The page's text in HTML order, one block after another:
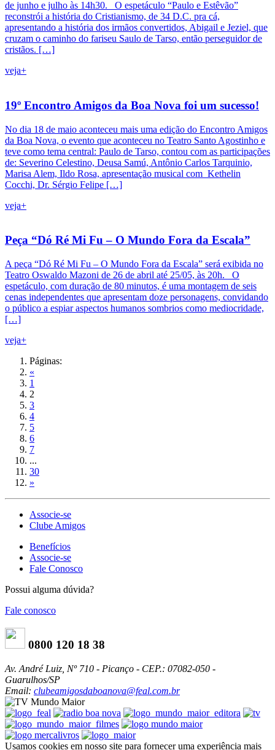
de junho e julho às 14h30. O espetáculo “Paulo e Estêvão”
reconstrói a história do Cristianismo, de 34 D.C. pra cá,
apresentando a história dos irmãos convertidos, Abigail e Jeziel, que
cruzam o caminho do fariseu Saulo de Tarso, então perseguidor de
cristãos. […]
veja+
19º Encontro Amigos da Boa Nova foi um sucesso!
No dia 18 de maio aconteceu mais uma edição do Encontro Amigos
da Boa Nova, o evento que aconteceu no Teatro Santo Agostinho e
teve como tema central: Paulo de Tarso, contou com as participações
de: Severino Celestino, Deusa Samú, Antônio Carlos Tarquinio,
Marisa Alem, Ildo Rosa, apresentação musical com Kethelin
Cocchi, Dr. Sérgio Felipe […]
veja+
Peça “Dó Ré Mi Fu – O Mundo Fora da Escala”
A peça “Dó Ré Mi Fu – O Mundo Fora da Escala” será exibida no
Teatro Oswaldo Mazoni de 26 de abril até 25/05, às 20h. O
espetáculo, com duração de 80 minutos, é uma montagem de seis
cenas independentes que apresentam doze personagens, convidando
o público a espiar aspectos humanos sombrios como mediocridade,
[…]
veja+
Páginas:
«
1
2
3
4
5
6
7
...
30
»
Associe-se
Clube Amigos
Benefícios
Associe-se
Fale Conosco
Possui alguma dúvida?
Fale conosco
0800 120 18 38
Av. André Luiz, Nº 710 - Picanço - CEP.: 07082-050 -
Guarulhos/SP
Email: clubeamigosdaboanova@feal.com.br
Usamos cookies em nosso site para fornecer uma experiência mais